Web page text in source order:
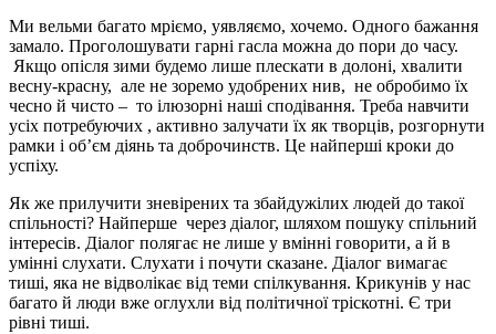
Ми вельми багато мріємо, уявляємо, хочемо. Одного бажання
замало. Проголошувати гарні гасла можна до пори до часу.
Якщо опісля зими будемо лише плескати в долоні, хвалити
весну-красну, але не зоремо удобрених нив, не обробимо їх
чесно й чисто – то ілюзорні наші сподівання. Треба навчити
усіх потребуючих , активно залучати їх як творців, розгорнути
рамки і об’єм діянь та доброчинств. Це найперші кроки до
успіху.
Як же прилучити зневірених та збайдужілих людей до такої
спільності? Найперше через діалог, шляхом пошуку спільний
інтересів. Діалог полягає не лише у вмінні говорити, а й в
умінні слухати. Слухати і почути сказане. Діалог вимагає
тиші, яка не відволікає від теми спілкування. Крикунів у нас
багато й люди вже оглухли від політичної тріскотні. Є три
рівні тиші.